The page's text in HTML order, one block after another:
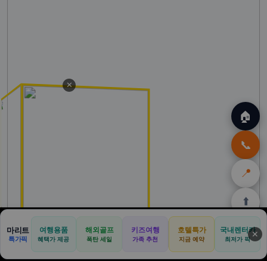
🏠
📞
📍
⬆️
🏠
홈
✈️
닷컴
🛡️
여행
🛒
테무
쿠폰
🎁
쿠팡
할인
✕
마리트
특가픽
여행용품
혜택가 제공
해외골프
폭탄 세일
키즈여행
가족 추천
호텔특가
지금 예약
국내렌터카
최저가 픽 ✕